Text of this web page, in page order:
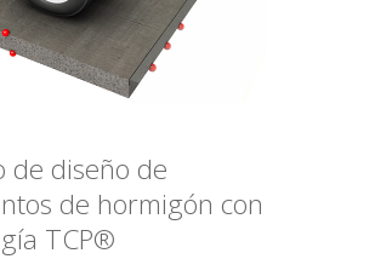
de diseño de
de hormigón con
TCP®